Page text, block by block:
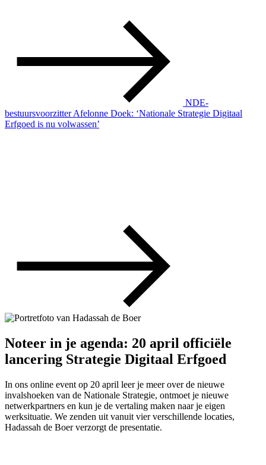
NDE-
bestuursvoorzitter Afelonne Doek: ‘Nationale Strategie Digitaal
Erfgoed is nu volwassen’
Noteer in je agenda: 20 april officiële
lancering Strategie Digitaal Erfgoed
In ons online event op 20 april leer je meer over de nieuwe
invalshoeken van de Nationale Strategie, ontmoet je nieuwe
netwerkpartners en kun je de vertaling maken naar je eigen
werksituatie. We zenden uit vanuit vier verschillende locaties,
Hadassah de Boer verzorgt de presentatie.